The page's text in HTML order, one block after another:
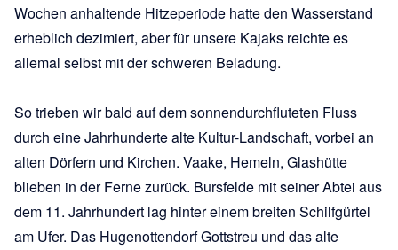
Wochen anhaltende Hitzeperiode hatte den Wasserstand
erheblich dezimiert, aber für unsere Kajaks reichte es
allemal selbst mit der schweren Beladung.
So trieben wir bald auf dem sonnendurchfluteten Fluss
durch eine Jahrhunderte alte Kultur-Landschaft, vorbei an
alten Dörfern und Kirchen. Vaake, Hemeln, Glashütte
blieben in der Ferne zurück. Bursfelde mit seiner Abtei aus
dem 11. Jahrhundert lag hinter einem breiten Schilfgürtel
am Ufer. Das Hugenottendorf Gottstreu und das alte